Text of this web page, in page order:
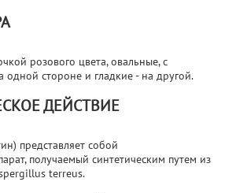
розового цвета, овальные, с
одной стороне и гладкие - на другой.
ДЕЙСТВИЕ
представляет собой
получаемый синтетическим путем из
terreus.